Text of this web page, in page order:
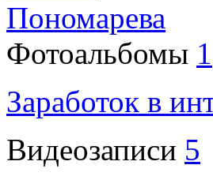
Пономарева
Фотоальбомы 1
Заработок в
Видеозаписи 5